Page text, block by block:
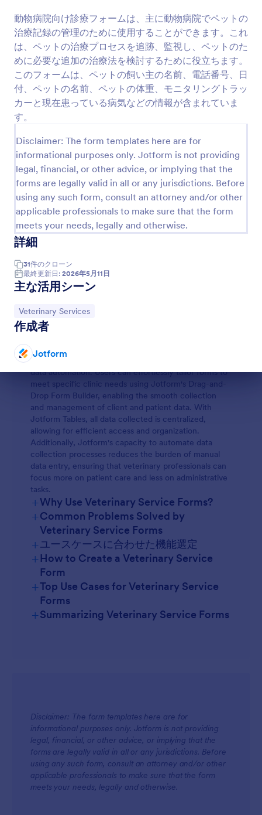
動物病院向け診療フォームは、主に動物病院でペットの
治療記録の管理のために使用することができます。これ
は、ペットの治療プロセスを追跡、監視し、ペットのた
めに必要な追加の治療法を検討するために役立ちます。
このフォームは、ペットの飼い主の名前、電話番号、日
付、ペットの名前、ペットの体重、モニタリングトラッ
カーと現在患っている病気などの情報が含まれていま
す。
Disclaimer: The form templates here are for
informational purposes only. Jotform is not providing
legal, financial, or other advice, or implying that the
forms are legally valid in all or any jurisdictions. Before
using any such form, consult an attorney and/or other
applicable professionals to make sure that the form
meets your needs, legally and otherwise.
詳細
31件のクローン
最終更新日: 2026年5月11日
主な活用シーン
カテゴリーへ移動：
Veterinary Services
作成者
Jotform
プレビュー
獣医サービスフォームについて
Veterinary Service Forms are specialized digital forms
designed to streamline the operations of veterinary
clinics and animal care facilities. These forms serve a
wide range of purposes, including patient intake,
treatment consent, appointment scheduling, and
feedback collection. In a typical veterinary practice,
operational workflows often involve managing patient
records, processing payments, and ensuring
processes, Veterinary Service Forms help veterinary
professionals maintain accurate records, improve
client communication, and optimize clinic workflows.
hospital, these forms are integral to efficient practice
management.
for creating Veterinary Service Forms, offering a
seamless and intuitive platform for customization and
data automation. Users can effortlessly tailor forms to
meet specific clinic needs using Jotform's Drag-and-
Drop Form Builder, enabling the smooth collection
and management of client and patient data. With
Jotform Tables, all data collected is centralized,
allowing for efficient access and organization.
Additionally, Jotform's capacity to automate data
collection processes reduces the burden of manual
data entry, ensuring that veterinary professionals can
focus more on patient care and less on administrative
tasks.
+Why Use Veterinary Service Forms?
+Common Problems Solved by
Veterinary Service Forms
+ユースケースに合わせた機能選定
+How to Create a Veterinary Service
Form
+Top Use Cases for Veterinary Service
Forms
For Managers
For Teams
+Summarizing Veterinary Service Forms
Disclaimer: The form templates here are for
informational purposes only. Jotform is not providing
legal, financial, or other advice, or implying that the
forms are legally valid in all or any jurisdictions. Before
using any such form, consult an attorney and/or other
applicable professionals to make sure that the form
meets your needs, legally and otherwise.